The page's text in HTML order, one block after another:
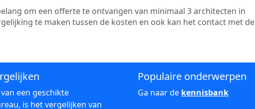
om een offerte te ontvangen van minimaal 3 architecten in
te maken tussen de kosten en ook kan het contact met de
een geschikte
is het vergelijken van
Populaire onderwerpen
Ga naar de kennisbank